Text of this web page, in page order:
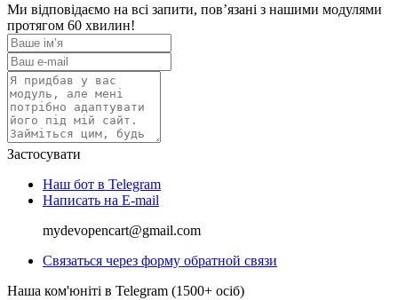
Ми відповідаємо на всі запити, пов’язані з нашими модулями
протягом 60 хвилин!
Застосувати
Наш бот в Telegram
Написать на E-mail
mydevopencart@gmail.com
Связаться через форму обратной связи
Наша ком'юніті в Telegram (1500+ осіб)